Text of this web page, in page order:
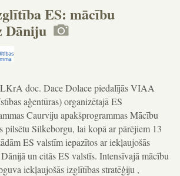
ES: mācību
Dāniju
doc. Dace Dolace piedalījās VIAA
aģentūras) organizētajā ES
Caurviju apakšprogrammas Mācību
pilsētu Silkeborgu, lai kopā ar pārējiem 13
ES valstīm iepazītos ar iekļaujošās
un citās ES valstīs. Intensīvajā mācību
iekļaujošās izglītības stratēģiju ,